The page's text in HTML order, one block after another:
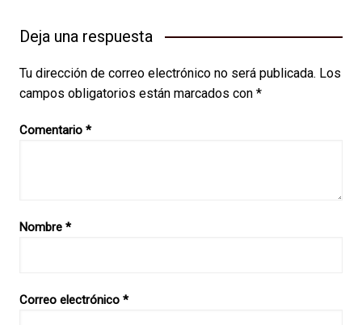
Deja una respuesta
Tu dirección de correo electrónico no será publicada. Los
campos obligatorios están marcados con *
Comentario *
Nombre *
Correo electrónico *